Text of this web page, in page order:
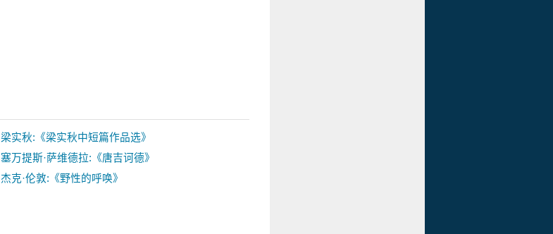
梁实秋:《梁实秋中短篇作品选》
塞万提斯·萨维德拉:《唐吉诃德》
杰克·伦敦:《野性的呼唤》